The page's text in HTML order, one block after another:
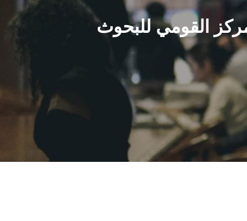
القومي للبحوث